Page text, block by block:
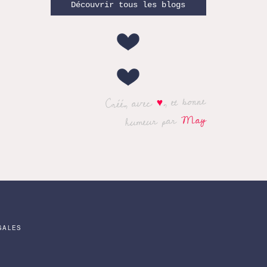
Découvrir tous les blogs
Créé, avec♥, et bonne
humeur parMay